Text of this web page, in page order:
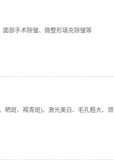
部手术除皱、微整形填充除皱等
晒斑、褐青斑)、激光美白、毛孔粗大、颈